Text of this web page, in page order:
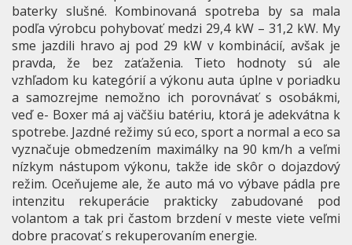
baterky slušné. Kombinovaná spotreba by sa mala
podľa výrobcu pohybovať medzi 29,4 kW – 31,2 kW. My
sme jazdili hravo aj pod 29 kW v kombinácií, avšak je
pravda, že bez zaťaženia. Tieto hodnoty sú ale
vzhľadom ku kategórií a výkonu auta úplne v poriadku
a samozrejme nemožno ich porovnávať s osobákmi,
veď e- Boxer má aj väčšiu batériu, ktorá je adekvátna k
spotrebe. Jazdné režimy sú eco, sport a normal a eco sa
vyznačuje obmedzením maximálky na 90 km/h a veľmi
nízkym nástupom výkonu, takže ide skôr o dojazdový
režim. Oceňujeme ale, že auto má vo výbave pádla pre
intenzitu rekuperácie prakticky zabudované pod
volantom a tak pri častom brzdení v meste viete veľmi
dobre pracovať s rekuperovaním energie.